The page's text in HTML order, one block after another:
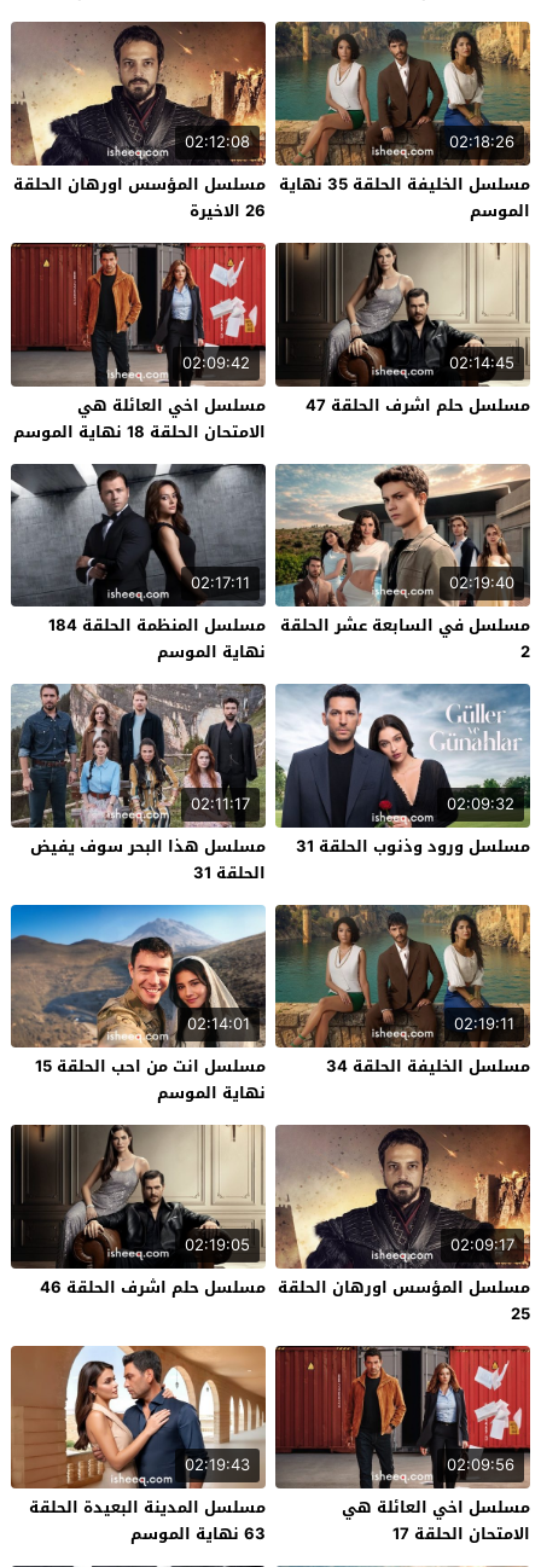
02:18:26
مسلسل الخليفة الحلقة 35 نهاية
الموسم
02:12:08
مسلسل المؤسس اورهان الحلقة
26 الاخيرة
02:14:45
مسلسل حلم اشرف الحلقة 47
02:09:42
مسلسل اخي العائلة هي
الامتحان الحلقة 18 نهاية الموسم
02:19:40
مسلسل في السابعة عشر الحلقة
2
02:17:11
مسلسل المنظمة الحلقة 184
نهاية الموسم
02:09:32
مسلسل ورود وذنوب الحلقة 31
02:11:17
مسلسل هذا البحر سوف يفيض
الحلقة 31
02:19:11
مسلسل الخليفة الحلقة 34
02:14:01
مسلسل انت من احب الحلقة 15
نهاية الموسم
02:09:17
مسلسل المؤسس اورهان الحلقة
25
02:19:05
مسلسل حلم اشرف الحلقة 46
02:09:56
مسلسل اخي العائلة هي
الامتحان الحلقة 17
02:19:43
مسلسل المدينة البعيدة الحلقة
63 نهاية الموسم